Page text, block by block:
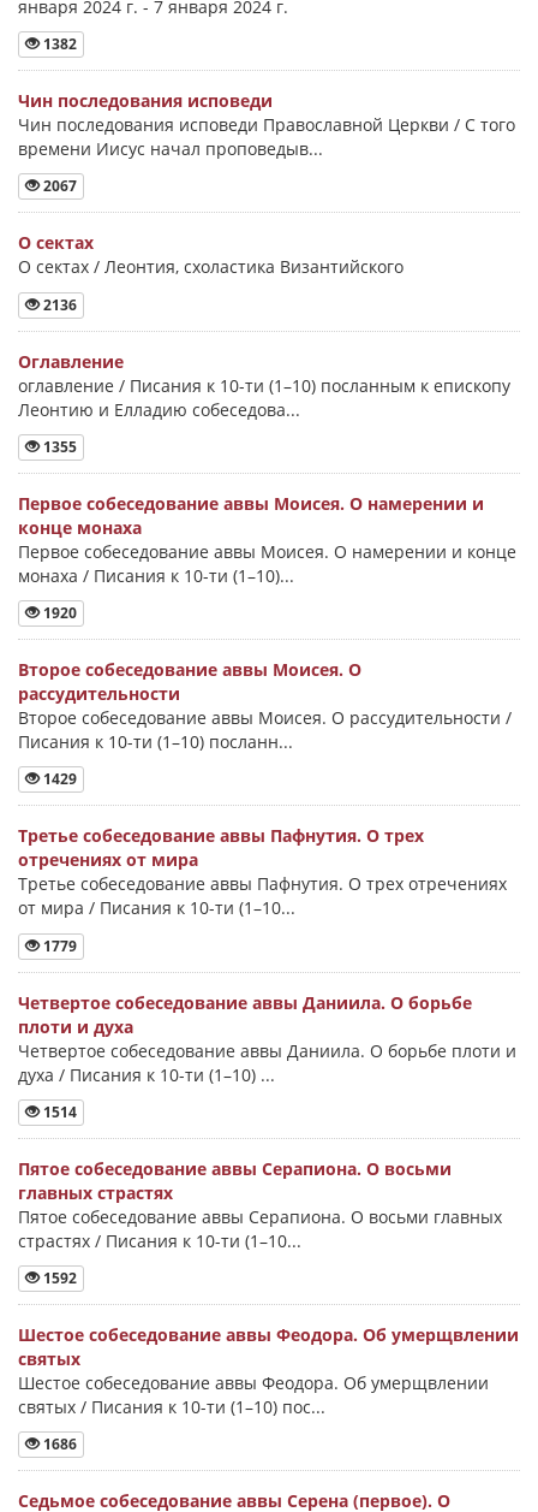
января 2024 г. - 7 января 2024 г.
1382
Чин последования исповеди
Чин последования исповеди Православной Церкви / С того
времени Иисус начал проповедыв...
2067
О сектах
О сектах / Леонтия, схоластика Византийского
2136
Оглавление
оглавление / Писания к 10-ти (1–10) посланным к епископу
Леонтию и Елладию собеседова...
1355
Первое собеседование аввы Моисея. О намерении и
конце монаха
Первое собеседование аввы Моисея. О намерении и конце
монаха / Писания к 10-ти (1–10)...
1920
Второе собеседование аввы Моисея. О
рассудительности
Второе собеседование аввы Моисея. О рассудительности /
Писания к 10-ти (1–10) посланн...
1429
Третье собеседование аввы Пафнутия. О трех
отречениях от мира
Третье собеседование аввы Пафнутия. О трех отречениях
от мира / Писания к 10-ти (1–10...
1779
Четвертое собеседование аввы Даниила. О борьбе
плоти и духа
Четвертое собеседование аввы Даниила. О борьбе плоти и
духа / Писания к 10-ти (1–10) ...
1514
Пятое собеседование аввы Серапиона. О восьми
главных страстях
Пятое собеседование аввы Серапиона. О восьми главных
страстях / Писания к 10-ти (1–10...
1592
Шестое собеседование аввы Феодора. Об умерщвлении
святых
Шестое собеседование аввы Феодора. Об умерщвлении
святых / Писания к 10-ти (1–10) пос...
1686
Седьмое собеседование аввы Серена (первое). О